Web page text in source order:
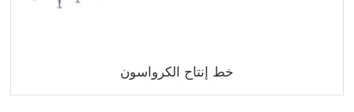
خط إنتاح الكرواسون